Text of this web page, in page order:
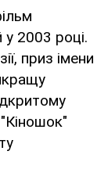
2003 році.
приз імени